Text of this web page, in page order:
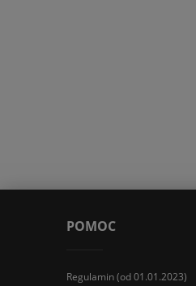
POMOC
Regulamin (od 01.01.2023)